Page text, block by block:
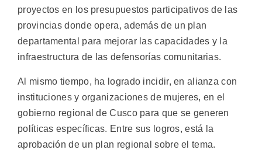
proyectos en los presupuestos participativos de las
provincias donde opera, además de un plan
departamental para mejorar las capacidades y la
infraestructura de las defensorías comunitarias.
Al mismo tiempo, ha logrado incidir, en alianza con
instituciones y organizaciones de mujeres, en el
gobierno regional de Cusco para que se generen
políticas específicas. Entre sus logros, está la
aprobación de un plan regional sobre el tema.